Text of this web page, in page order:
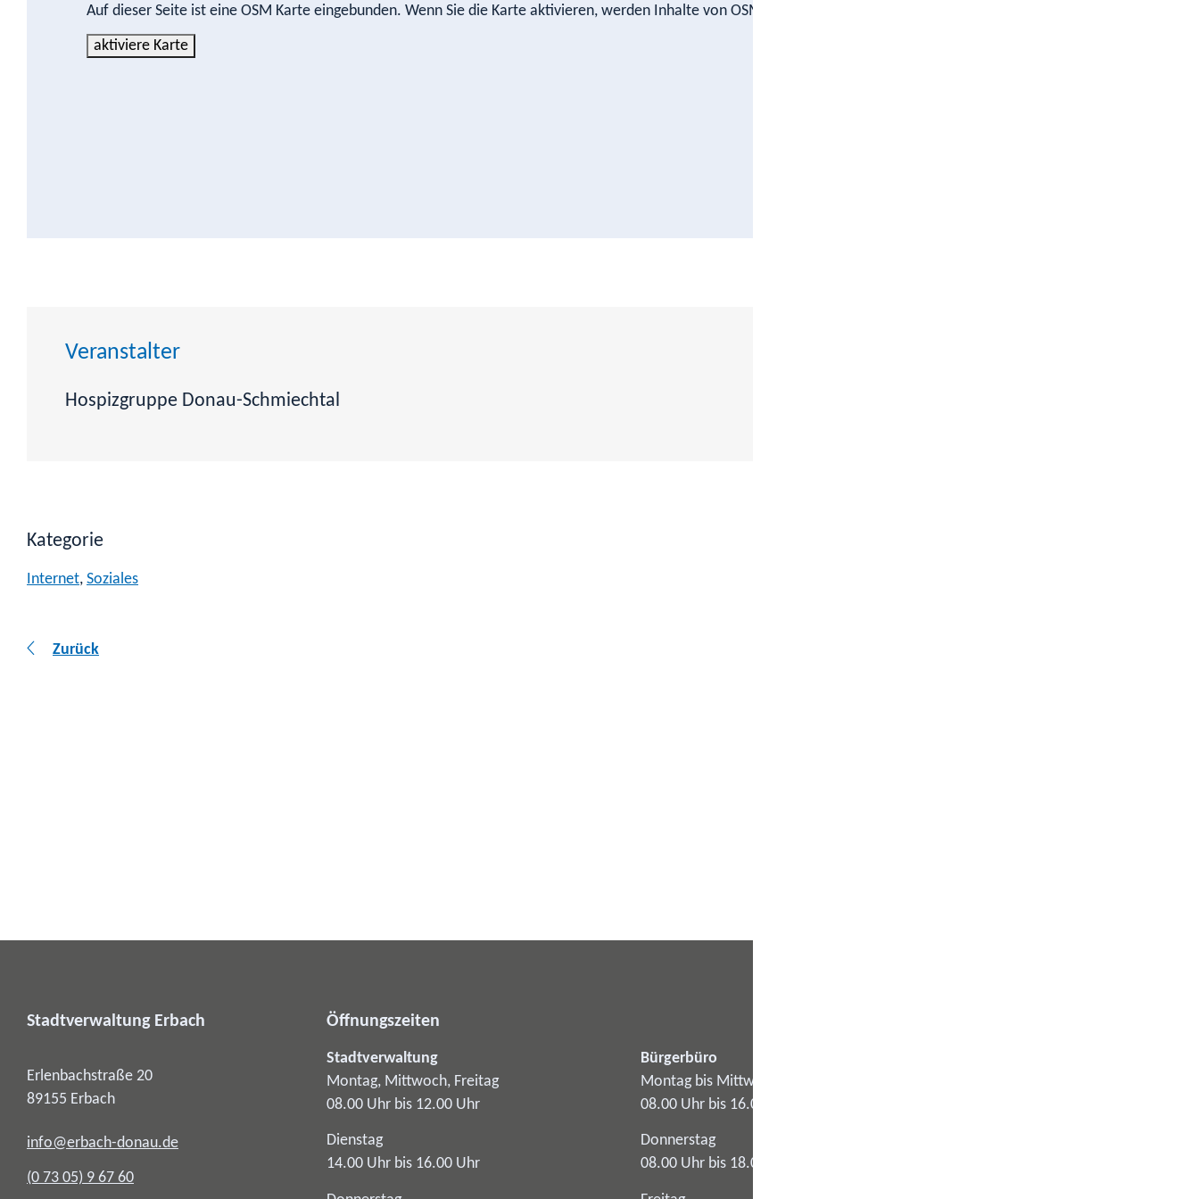
Auf dieser Seite ist eine OSM Karte eingebunden. Wenn Sie die Karte aktivieren, werden Inhalte von OSM nachgeladen.
aktiviere Karte
Veranstalter
Hospizgruppe Donau-Schmiechtal
Kategorie
Internet, Soziales
Zurück
Stadtverwaltung Erbach
Erlenbachstraße 20
89155 Erbach
info@erbach-donau.de
(0 73 05) 9 67 60
Öffnungszeiten
Stadtverwaltung
Montag, Mittwoch, Freitag
08.00 Uhr bis 12.00 Uhr
Dienstag
14.00 Uhr bis 16.00 Uhr
Bürgerbüro
Montag bis Mittwoch
08.00 Uhr bis 16.00 Uhr
Donnerstag
08.00 Uhr bis 18.00 Uhr